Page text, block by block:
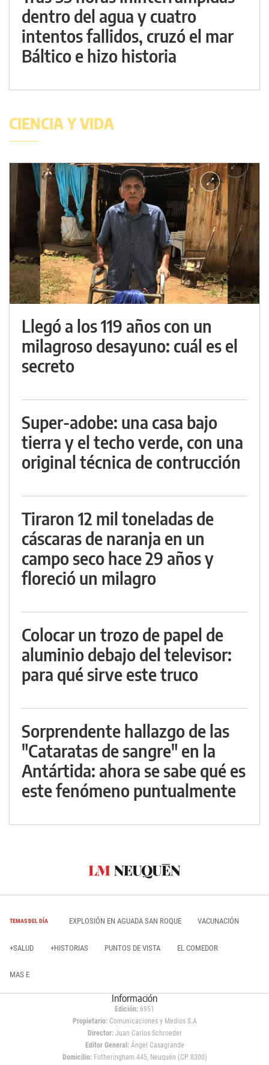
dentro del agua y cuatro
intentos fallidos, cruzó el mar
Báltico e hizo historia
CIENCIA Y VIDA
Llegó a los 119 años con un
milagroso desayuno: cuál es el
secreto
Super-adobe: una casa bajo
tierra y el techo verde, con una
original técnica de contrucción
Tiraron 12 mil toneladas de
cáscaras de naranja en un
campo seco hace 29 años y
floreció un milagro
Colocar un trozo de papel de
aluminio debajo del televisor:
para qué sirve este truco
Sorprendente hallazgo de las
"Cataratas de sangre" en la
Antártida: ahora se sabe qué es
este fenómeno puntualmente
TEMAS DEL DÍA EXPLOSIÓN EN AGUADA SAN ROQUE VACUNACIÓN
+SALUD +HISTORIAS PUNTOS DE VISTA EL COMEDOR
MAS E
Información
Edición: 6951
Propietario:Comunicaciones y Medios S.A
Director: Juan Carlos Schroeder
Editor General:Ángel Casagrande
Domicilio:Fotheringham 445, Neuquén (CP 8300)